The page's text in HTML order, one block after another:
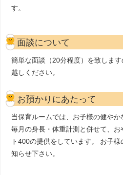
す。
面談について
簡単な面談（20分程度）を致しま
越しください。
お預かりにあたって
当保育ルームでは、お子様の健やか
毎月の身長・体重計測と併せて、
ト400の提供をしています。
お子様
知らせ下さい。